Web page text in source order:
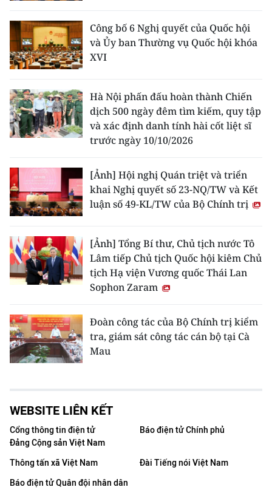
Công bố 6 Nghị quyết của Quốc hội
và Ủy ban Thường vụ Quốc hội khóa
XVI
Hà Nội phấn đấu hoàn thành Chiến
dịch 500 ngày đêm tìm kiếm, quy tập
và xác định danh tính hài cốt liệt sĩ
trước ngày 10/10/2026
[Ảnh] Hội nghị Quán triệt và triển
khai Nghị quyết số 23-NQ/TW và Kết
luận số 49-KL/TW của Bộ Chính trị
[Ảnh] Tổng Bí thư, Chủ tịch nước Tô
Lâm tiếp Chủ tịch Quốc hội kiêm Chủ
tịch Hạ viện Vương quốc Thái Lan
Sophon Zaram
Đoàn công tác của Bộ Chính trị kiểm
tra, giám sát công tác cán bộ tại Cà
Mau
WEBSITE LIÊN KẾT
Cổng thông tin điện tử
Đảng Cộng sản Việt Nam
Báo điện tử Chính phủ
Thông tấn xã Việt Nam
Đài Tiếng nói Việt Nam
Báo điện tử Quân đội nhân dân